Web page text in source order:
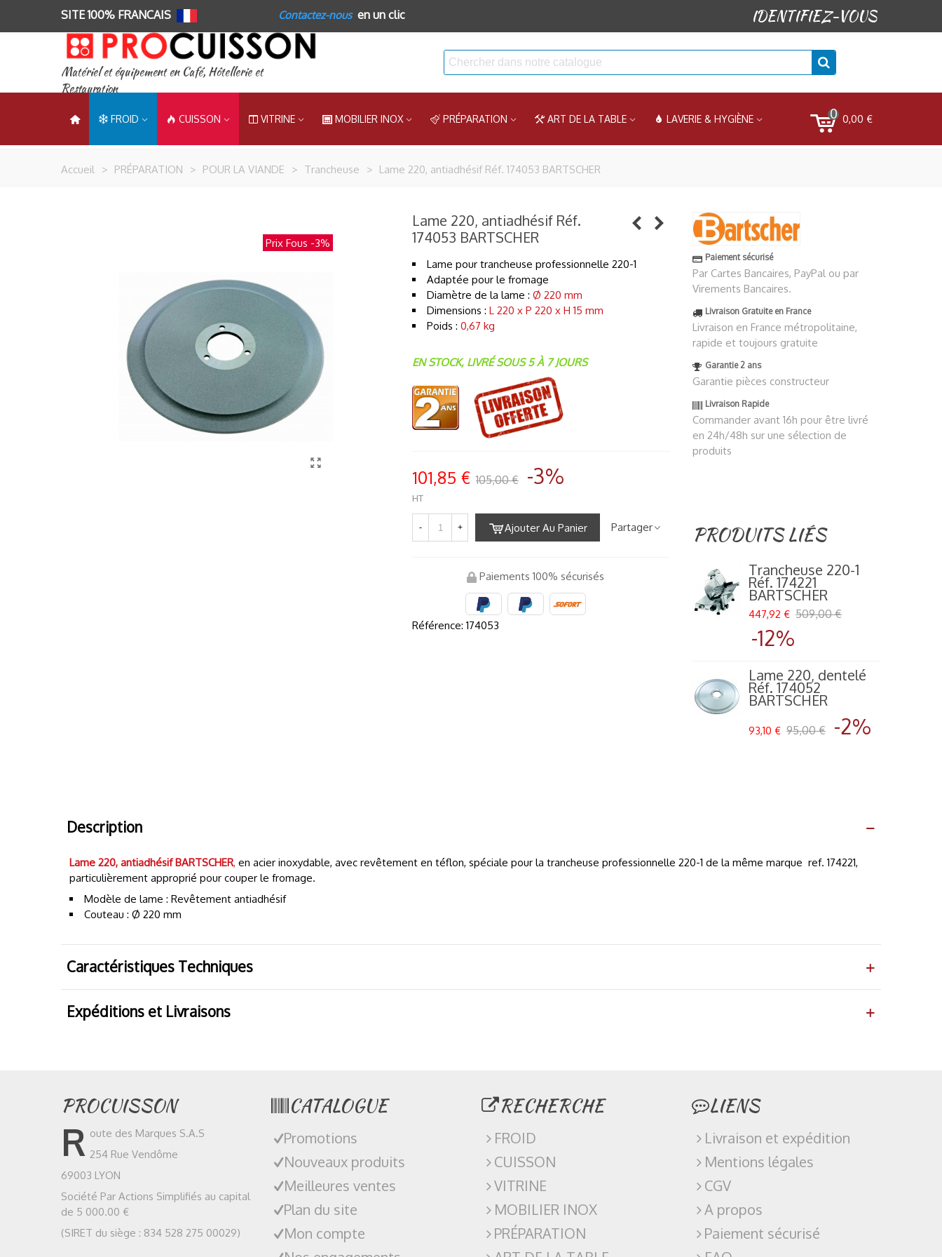
SITE 100% FRANCAIS Contactez-nous en un clic IDENTIFIEZ-VOUS
Matériel et équipement en Café, Hôtellerie et
Restauration
FROID CUISSON VITRINE MOBILIER INOX PRÉPARATION ART DE LA TABLE LAVERIE & HYGIÈNE 0 0,00 €
Accueil > PRÉPARATION > POUR LA VIANDE > Trancheuse > Lame 220, antiadhésif Réf. 174053 BARTSCHER
Prix Fous -3%
Lame 220, antiadhésif Réf.
174053 BARTSCHER
Lame pour trancheuse professionnelle 220-1
Adaptée pour le fromage
Diamètre de la lame : Ø 220 mm
Dimensions : L 220 x P 220 x H 15 mm
Poids : 0,67 kg
EN STOCK, LIVRÉ SOUS 5 À 7 JOURS
101,85 € 105,00 € -3%
HT
- + Ajouter Au Panier Partager
Paiements 100% sécurisés
Référence: 174053
Paiement sécurisé
Par Cartes Bancaires, PayPal ou par
Virements Bancaires.
Livraison Gratuite en France
Livraison en France métropolitaine,
rapide et toujours gratuite
Garantie 2 ans
Garantie pièces constructeur
Livraison Rapide
Commander avant 16h pour être livré
en 24h/48h sur une sélection de
produits
PRODUITS LIÉS
Trancheuse 220-1
Réf. 174221
BARTSCHER
447,92 € 509,00 €
-12%
Lame 220, dentelé
Réf. 174052
BARTSCHER
93,10 € 95,00 € -2%
Description
Lame 220, antiadhésifBARTSCHER, en acier inoxydable, avec revêtement en téflon, spéciale pour la trancheuse professionnelle 220-1 de la même marque ref. 174221,
particulièrement approprié pour couper le fromage.
Modèle de lame : Revêtement antiadhésif
Couteau : Ø 220 mm
Caractéristiques Techniques
Expéditions et Livraisons
PROCUISSON
R oute des Marques S.A.S
254 Rue Vendôme
69003 LYON
Société Par Actions Simplifiés au capital
de 5 000.00 €
(SIRET du siège : 834 528 275 00029)
CATALOGUE
Promotions
Nouveaux produits
Meilleures ventes
Plan du site
Mon compte
RECHERCHE
FROID
CUISSON
VITRINE
MOBILIER INOX
PRÉPARATION
LIENS
Livraison et expédition
Mentions légales
CGV
A propos
Paiement sécurisé